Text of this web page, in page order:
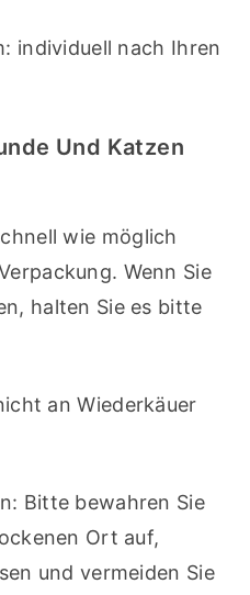
individuell nach Ihren
Und Katzen
wie möglich
Wenn Sie
halten Sie es bitte
an Wiederkäuer
Bitte bewahren Sie
Ort auf,
und vermeiden Sie